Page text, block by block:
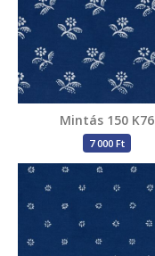
Mintás 150 K76
7 000 Ft